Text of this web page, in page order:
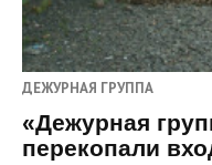
ДЕЖУРНАЯ ГРУППА
«Дежурная
перекопали